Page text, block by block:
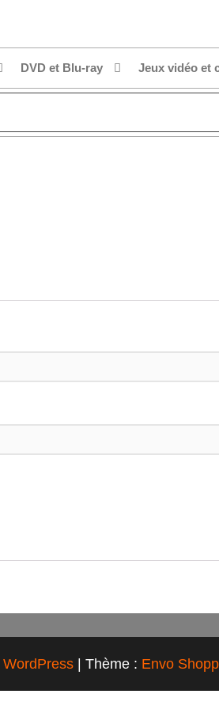
DVD et Blu-ray Jeux vidéo et
WordPress Thème : Envo